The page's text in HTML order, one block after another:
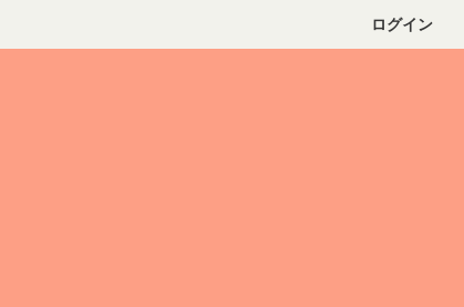
ログイン